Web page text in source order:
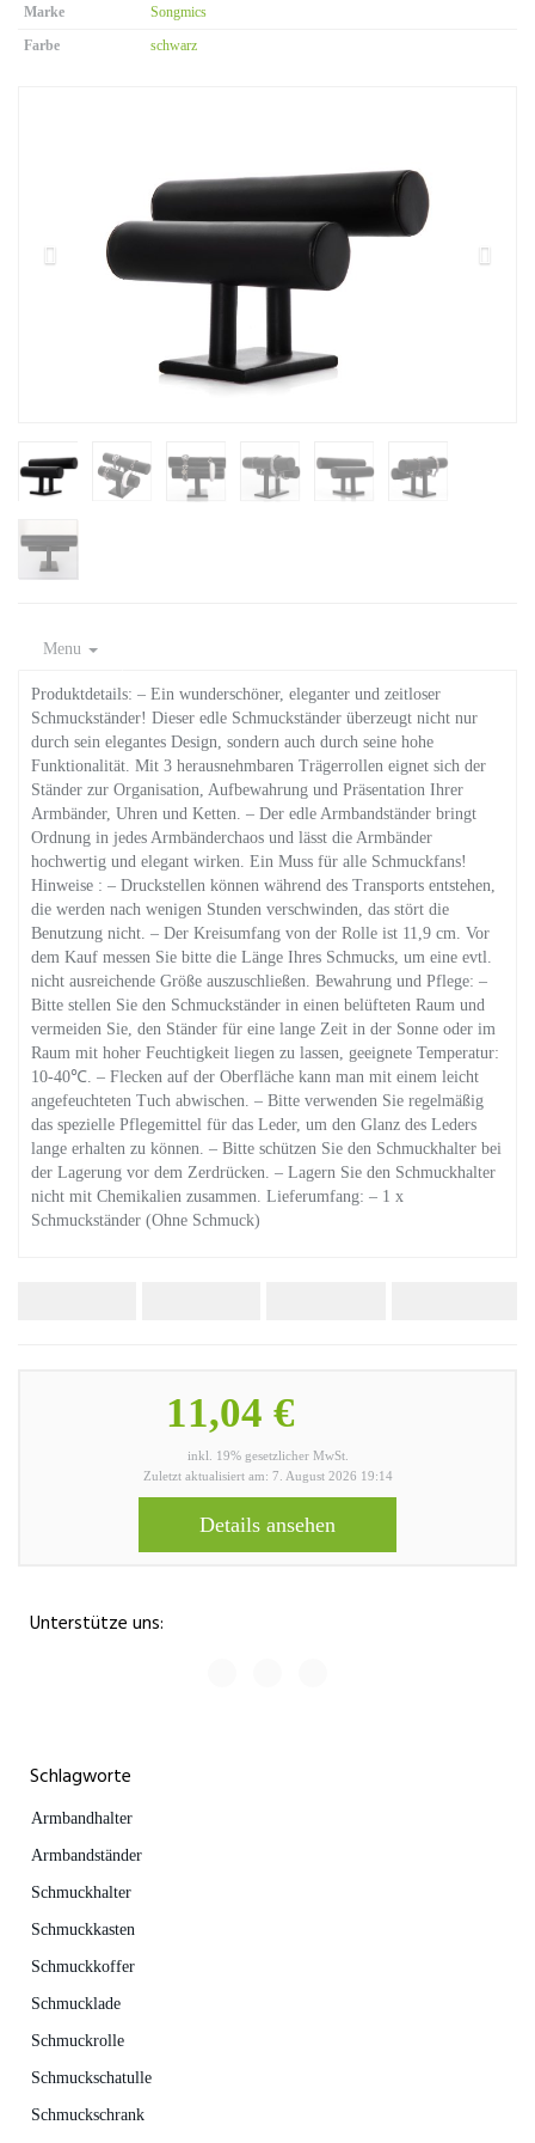
Marke
Songmics
Farbe
schwarz
Menu
Produktdetails: – Ein wunderschöner, eleganter und zeitloser
Schmuckständer! Dieser edle Schmuckständer überzeugt nicht nur
durch sein elegantes Design, sondern auch durch seine hohe
Funktionalität. Mit 3 herausnehmbaren Trägerrollen eignet sich der
Ständer zur Organisation, Aufbewahrung und Präsentation Ihrer
Armbänder, Uhren und Ketten. – Der edle Armbandständer bringt
Ordnung in jedes Armbänderchaos und lässt die Armbänder
hochwertig und elegant wirken. Ein Muss für alle Schmuckfans!
Hinweise : – Druckstellen können während des Transports entstehen,
die werden nach wenigen Stunden verschwinden, das stört die
Benutzung nicht. – Der Kreisumfang von der Rolle ist 11,9 cm. Vor
dem Kauf messen Sie bitte die Länge Ihres Schmucks, um eine evtl.
nicht ausreichende Größe auszuschließen. Bewahrung und Pflege: –
Bitte stellen Sie den Schmuckständer in einen belüfteten Raum und
vermeiden Sie, den Ständer für eine lange Zeit in der Sonne oder im
Raum mit hoher Feuchtigkeit liegen zu lassen, geeignete Temperatur:
10-40℃. – Flecken auf der Oberfläche kann man mit einem leicht
angefeuchteten Tuch abwischen. – Bitte verwenden Sie regelmäßig
das spezielle Pflegemittel für das Leder, um den Glanz des Leders
lange erhalten zu können. – Bitte schützen Sie den Schmuckhalter bei
der Lagerung vor dem Zerdrücken. – Lagern Sie den Schmuckhalter
nicht mit Chemikalien zusammen. Lieferumfang: – 1 x
Schmuckständer (Ohne Schmuck)
11,04 €
inkl. 19% gesetzlicher MwSt.
Zuletzt aktualisiert am: 7. August 2026 19:14
Details ansehen
Unterstütze uns:
Schlagworte
Armbandhalter
Armbandständer
Schmuckhalter
Schmuckkasten
Schmuckkoffer
Schmucklade
Schmuckrolle
Schmuckschatulle
Schmuckschrank